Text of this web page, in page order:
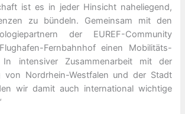
ist es in jeder Hinsicht naheliegend,
zu bündeln. Gemeinsam mit den
der EUREF-Community
Fernbahnhof einen Mobilitäts-
intensiver Zusammenarbeit mit der
von Nordrhein-Westfalen und der Stadt
wir damit auch international wichtige